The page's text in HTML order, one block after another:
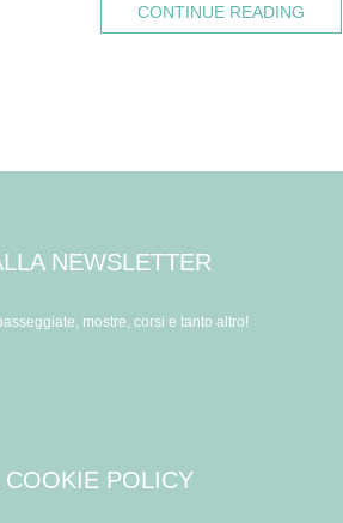
CONTINUE READING
NEWSLETTER
mostre, corsi e tanto altro!
COOKIE POLICY